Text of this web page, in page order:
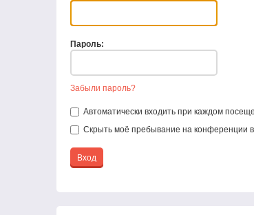
Пароль:
Забыли пароль?
Автоматически входить при каждом
Скрыть моё пребывание на конференции в